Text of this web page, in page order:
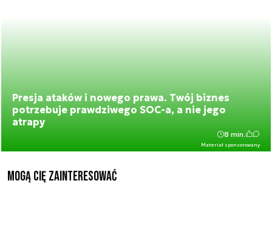
Presja ataków i nowego prawa. Twój biznes
potrzebuje prawdziwego SOC-a, a nie jego
atrapy
Materiał sponsorowany
8 min.
Mogą Cię zainteresować